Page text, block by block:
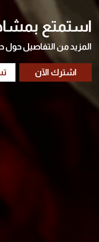
استمتع
المزيد من التفاصيل حول